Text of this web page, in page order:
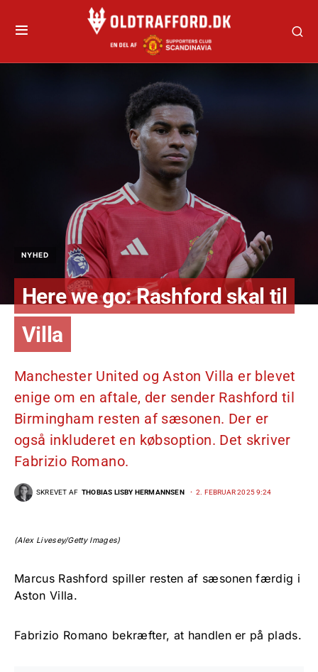
NYHED
Here we go: Rashford skal til
Villa
Manchester United og Aston Villa er blevet
enige om en aftale, der sender Rashford til
Birmingham resten af sæsonen. Der er
også inkluderet en købsoption. Det skriver
Fabrizio Romano.
SKREVET AF THOBIAS LISBY HERMANNSEN 2. FEBRUAR 2025 9:24
(Alex Livesey/Getty Images)
Marcus Rashford spiller resten af sæsonen færdig i
Aston Villa.
Fabrizio Romano bekræfter, at handlen er på plads.